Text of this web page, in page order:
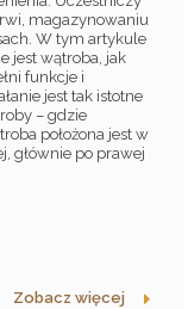
magazynowaniu
W tym artykule
jest wątroba, jak
funkcje i
jest tak istotne
– gdzie
położona jest w
głównie po prawej
Zobacz więcej